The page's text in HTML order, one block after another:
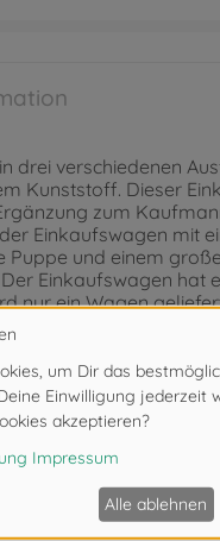
drei verschiedenen
Kunststoff. Dieser
zum
Einkaufswagen mit
Puppe und einem
Einkaufswagen hat
nur ein Wagen
Erstickungsgefahr